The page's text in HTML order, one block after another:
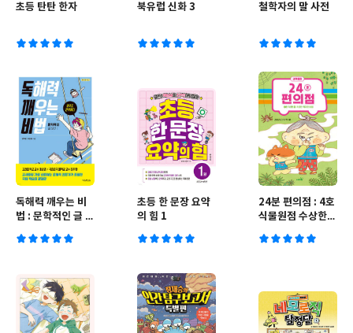
초등 탄탄 한자 북유럽 신화 3 철학자의 말 사전
독해력 깨우는 비
법 : 문학적인 글 읽
초등 한 문장 요약
의 힘 1
24분 편의점 : 4호
식물원점 수상한